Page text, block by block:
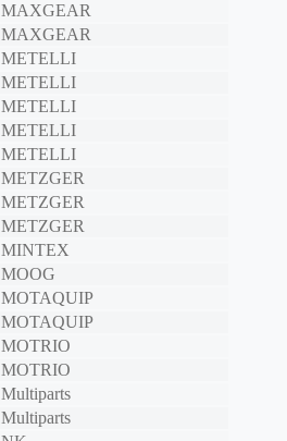
MAXGEAR
MAXGEAR
METELLI
METELLI
METELLI
METELLI
METELLI
METZGER
METZGER
METZGER
MINTEX
MOOG
MOTAQUIP
MOTAQUIP
MOTRIO
MOTRIO
Multiparts
Multiparts